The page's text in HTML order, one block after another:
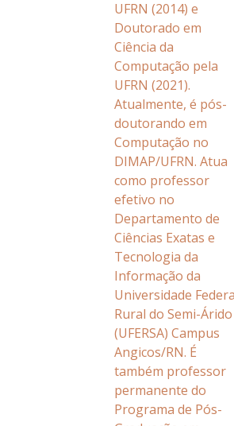
UFRN (2014) e
Doutorado em
Ciência da
Computação pela
UFRN (2021).
Atualmente, é pós-
doutorando em
Computação no
DIMAP/UFRN. Atua
como professor
efetivo no
Departamento de
Ciências Exatas e
Tecnologia da
Informação da
Universidade
Rural do Semi-Árido
(UFERSA) Campus
Angicos/RN. É
também professor
permanente do
Programa de Pós-